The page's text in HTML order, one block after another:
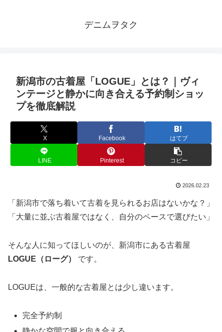
デニムヲタク
新潟市の古着屋「LOGUE」とは？｜ヴィ
ンテージと静かに向き合える予約制ショッ
プを徹底解説
X Facebook はてブ
LINE Pinterest コピー
2026.02.23
「新潟市で落ち着いて古着を見られるお店はないかな？」
「大量に並ぶ古着屋ではなく、自分のペースで選びたい」
そんな人に知ってほしいのが、新潟市にある古着屋
LOGUE（ローグ）
です。
LOGUEは、一般的な古着屋とは少し違います。
完全予約制